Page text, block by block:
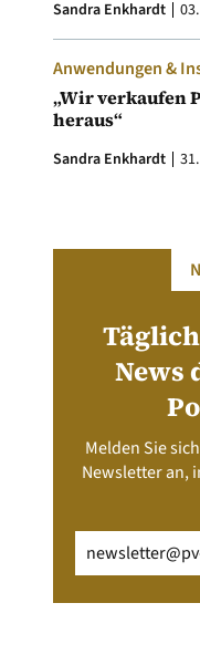
Sandra Enkhardt
Anwendungen &
„Wir verkaufen
heraus“
Sandra Enkhardt
News
Melden Sie
Newsletter an,